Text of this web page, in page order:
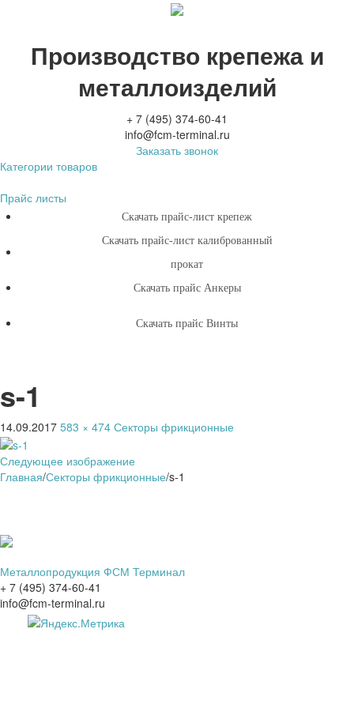
Производство крепежа и
металлоизделий
+ 7 (495) 374-60-41
info@fcm-terminal.ru
Заказать звонок
Категории товаров
Прайс листы
Скачать прайс-лист крепеж
Скачать прайс-лист калиброванный
прокат
Скачать прайс Анкеры
Скачать прайс Винты
s-1
14.09.2017 583 × 474 Секторы фрикционные
Следующее изображение
Главная/Секторы фрикционные/s-1
Металлопродукция ФСМ Терминал
+ 7 (495) 374-60-41
info@fcm-terminal.ru